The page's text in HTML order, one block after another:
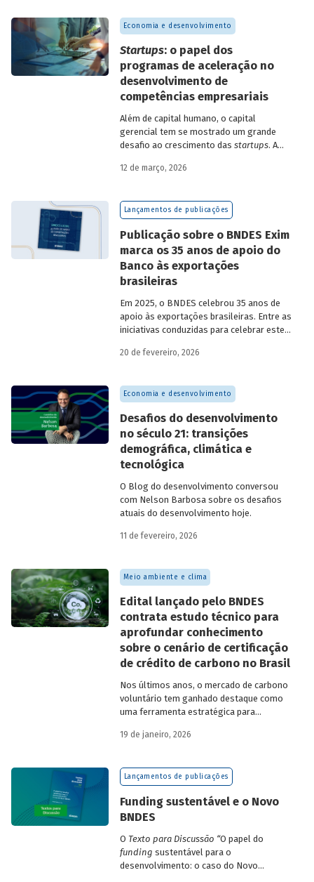
Economia e desenvolvimento
Startups: o papel dos
programas de aceleração no
desenvolvimento de
competências empresariais
Além de capital humano, o capital
gerencial tem se mostrado um grande
desafio ao crescimento das startups. A
como programas de aceleração têm
desafio.
12 de março, 2026
Lançamentos de publicações
Publicação sobre o BNDES Exim
marca os 35 anos de apoio do
Banco às exportações
brasileiras
Em 2025, o BNDES celebrou 35 anos de
apoio às exportações brasileiras. Entre as
iniciativas conduzidas para celebrar este
quanto para a história do
Brasil, está o lançamento da publicação
“BNDES Exim: 35 anos de apoio às
20 de fevereiro, 2026
Economia e desenvolvimento
Desafios do desenvolvimento
no século 21: transições
demográfica, climática e
tecnológica
O Blog do desenvolvimento conversou
com Nelson Barbosa sobre os desafios
atuais do desenvolvimento hoje.
11 de fevereiro, 2026
Meio ambiente e clima
Edital lançado pelo BNDES
contrata estudo técnico para
aprofundar conhecimento
sobre o cenário de certificação
de crédito de carbono no Brasil
Nos últimos anos, o mercado de carbono
voluntário tem ganhado destaque como
uma ferramenta estratégica para
de carbono e demonstrar compromisso
19 de janeiro, 2026
Lançamentos de publicações
Funding sustentável e o Novo
BNDES
O Texto para Discussão “O papel do
funding sustentável para o
desenvolvimento: o caso do Novo